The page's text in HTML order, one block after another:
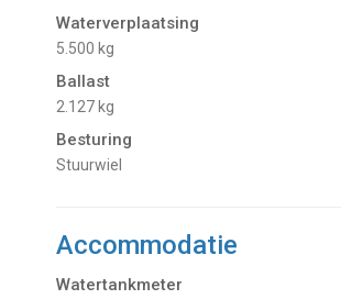
Waterverplaatsing
5.500 kg
Ballast
2.127 kg
Besturing
Stuurwiel
Accommodatie
Watertankmeter